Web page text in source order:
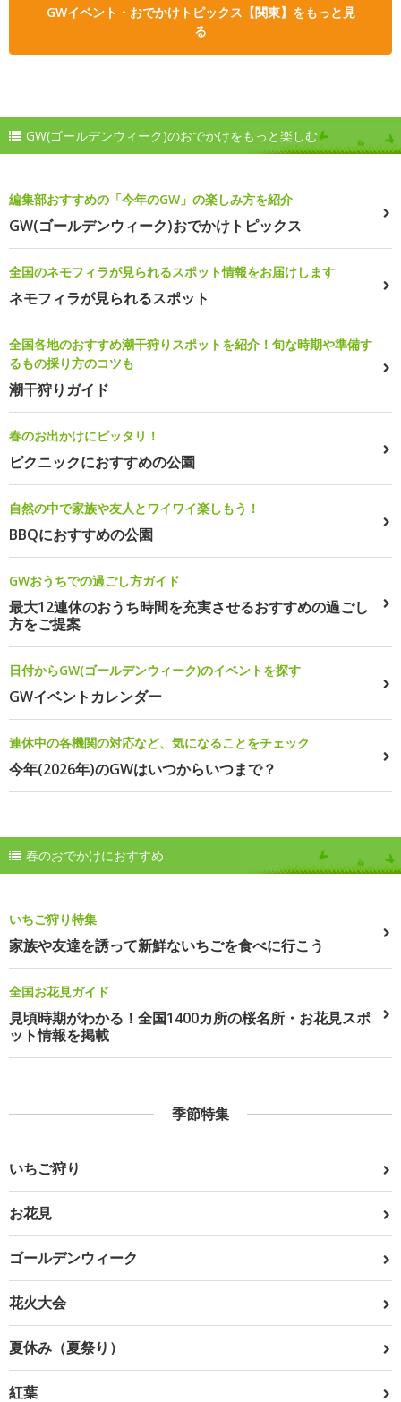
GWイベント・おでかけトピックス【関東】をもっと見
る
GW(ゴールデンウィーク)のおでかけをもっと楽しむ
編集部おすすめの「今年のGW」の楽しみ方を紹介
GW(ゴールデンウィーク)おでかけトピックス
全国のネモフィラが見られるスポット情報をお届けします
ネモフィラが見られるスポット
全国各地のおすすめ潮干狩りスポットを紹介！旬な時期や準備す
るもの採り方のコツも
潮干狩りガイド
春のお出かけにピッタリ！
ピクニックにおすすめの公園
自然の中で家族や友人とワイワイ楽しもう！
BBQにおすすめの公園
GWおうちでの過ごし方ガイド
最大12連休のおうち時間を充実させるおすすめの過ごし
方をご提案
日付からGW(ゴールデンウィーク)のイベントを探す
GWイベントカレンダー
連休中の各機関の対応など、気になることをチェック
今年(2026年)のGWはいつからいつまで？
春のおでかけにおすすめ
いちご狩り特集
家族や友達を誘って新鮮ないちごを食べに行こう
全国お花見ガイド
見頃時期がわかる！全国1400カ所の桜名所・お花見スポ
ット情報を掲載
季節特集
いちご狩り
お花見
ゴールデンウィーク
花火大会
夏休み（夏祭り）
紅葉